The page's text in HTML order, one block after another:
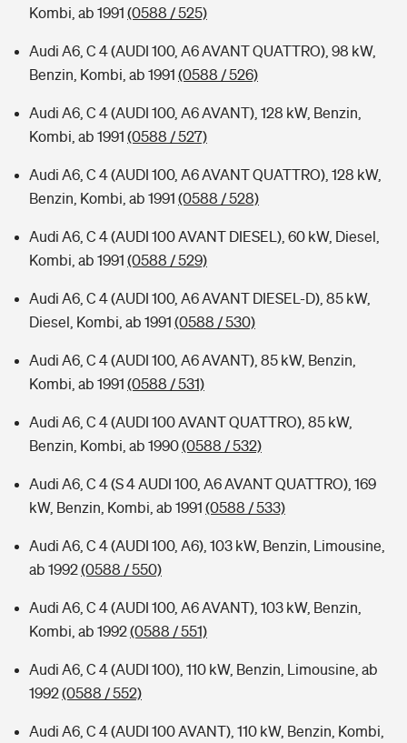
Kombi, ab 1991 (0588 / 525)
Audi A6, C 4 (AUDI 100, A6 AVANT QUATTRO), 98 kW,
Benzin, Kombi, ab 1991 (0588 / 526)
Audi A6, C 4 (AUDI 100, A6 AVANT), 128 kW, Benzin,
Kombi, ab 1991 (0588 / 527)
Audi A6, C 4 (AUDI 100, A6 AVANT QUATTRO), 128 kW,
Benzin, Kombi, ab 1991 (0588 / 528)
Audi A6, C 4 (AUDI 100 AVANT DIESEL), 60 kW, Diesel,
Kombi, ab 1991 (0588 / 529)
Audi A6, C 4 (AUDI 100, A6 AVANT DIESEL-D), 85 kW,
Diesel, Kombi, ab 1991 (0588 / 530)
Audi A6, C 4 (AUDI 100, A6 AVANT), 85 kW, Benzin,
Kombi, ab 1991 (0588 / 531)
Audi A6, C 4 (AUDI 100 AVANT QUATTRO), 85 kW,
Benzin, Kombi, ab 1990(0588 / 532)
Audi A6, C 4 (S 4 AUDI 100, A6 AVANT QUATTRO), 169
kW, Benzin, Kombi, ab 1991 (0588 / 533)
Audi A6, C 4 (AUDI 100, A6), 103 kW, Benzin, Limousine,
ab 1992(0588 / 550)
Audi A6, C 4 (AUDI 100, A6 AVANT), 103 kW, Benzin,
Kombi, ab 1992(0588 / 551)
Audi A6, C 4 (AUDI 100), 110 kW, Benzin, Limousine, ab
1992(0588 / 552)
Audi A6, C 4 (AUDI 100 AVANT), 110 kW, Benzin, Kombi,